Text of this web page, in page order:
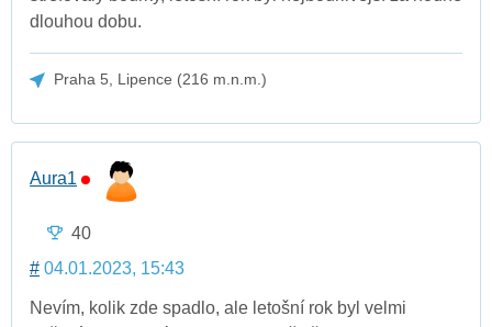
dlouhou dobu.
Praha 5, Lipence (216 m.n.m.)
Aura1
40
# 04.01.2023, 15:43
Nevím, kolik zde spadlo, ale letošní rok byl velmi